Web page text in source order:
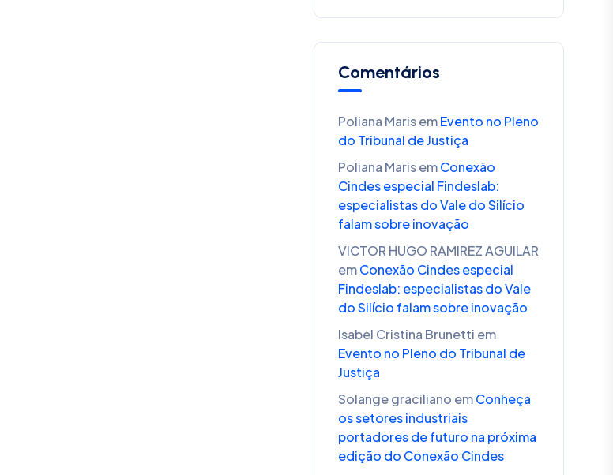
Comentários
Poliana MarisemEvento no Pleno
do Tribunal de Justiça
Poliana MarisemConexão
Cindes especial Findeslab:
especialistas do Vale do Silício
falam sobre inovação
VICTOR HUGO RAMIREZ AGUILAR
emConexão Cindes especial
Findeslab: especialistas do Vale
do Silício falam sobre inovação
Isabel Cristina Brunetti em
Evento no Pleno do Tribunal de
Justiça
Solange graciliano emConheça
os setores industriais
portadores de futuro na próxima
edição do Conexão Cindes